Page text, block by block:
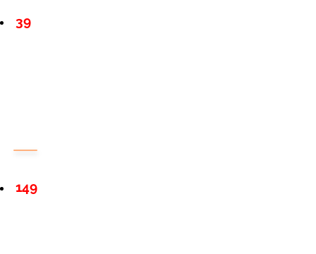
39
149